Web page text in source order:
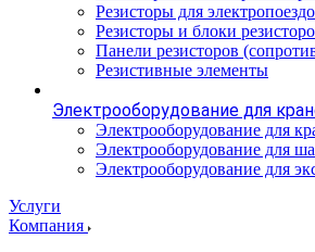
Резисторы для
Резисторы и блоки
Панели резисторов
Резистивные элементы
Электрооборудование для
Электрооборудование для
Электрооборудование для
Электрооборудование для
Услуги
Компания